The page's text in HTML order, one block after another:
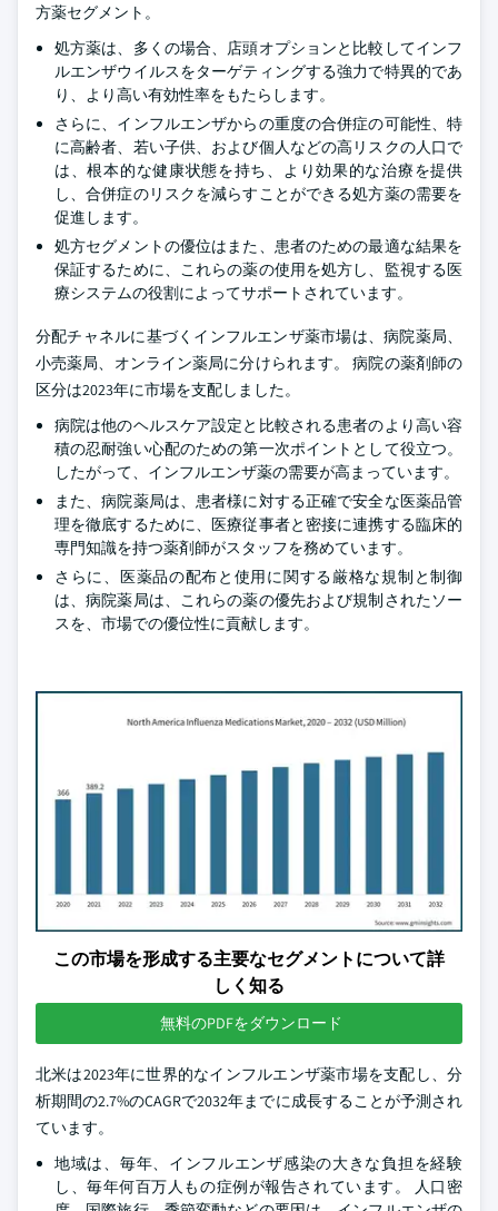
方薬セグメント。
処方薬は、多くの場合、店頭オプションと比較してインフ
ルエンザウイルスをターゲティングする強力で特異的であ
り、より高い有効性率をもたらします。
さらに、インフルエンザからの重度の合併症の可能性、特
に高齢者、若い子供、および個人などの高リスクの人口で
は、根本的な健康状態を持ち、より効果的な治療を提供
し、合併症のリスクを減らすことができる処方薬の需要を
促進します。
処方セグメントの優位はまた、患者のための最適な結果を
保証するために、これらの薬の使用を処方し、監視する医
療システムの役割によってサポートされています。
分配チャネルに基づくインフルエンザ薬市場は、病院薬局、
小売薬局、オンライン薬局に分けられます。 病院の薬剤師の
区分は2023年に市場を支配しました。
病院は他のヘルスケア設定と比較される患者のより高い容
積の忍耐強い心配のための第一次ポイントとして役立つ。
したがって、インフルエンザ薬の需要が高まっています。
また、病院薬局は、患者様に対する正確で安全な医薬品管
理を徹底するために、医療従事者と密接に連携する臨床的
専門知識を持つ薬剤師がスタッフを務めています。
さらに、医薬品の配布と使用に関する厳格な規制と制御
は、病院薬局は、これらの薬の優先および規制されたソー
スを、市場での優位性に貢献します。
この市場を形成する主要なセグメントについて詳
しく知る
無料のPDFをダウンロード
北米は2023年に世界的なインフルエンザ薬市場を支配し、分
析期間の2.7%のCAGRで2032年までに成長することが予測され
ています。
地域は、毎年、インフルエンザ感染の大きな負担を経験
し、毎年何百万人もの症例が報告されています。 人口密